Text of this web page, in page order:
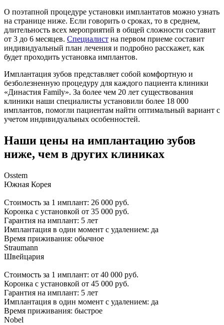
О поэтапной процедуре установки имплантатов можно узнать
на странице ниже. Если говорить о сроках, то в среднем,
длительность всех мероприятий в общей сложности составит
от 3 до 6 месяцев. Специалист на первом приеме составит
индивидуальный план лечения и подробно расскажет, как
будет проходить установка имплантов.
Имплантация зубов представляет собой комфортную и
безболезненную процедуру для каждого пациента клиники
«Династия Family». За более чем 20 лет существования
клиники наши специалисты установили более 18 000
имплантов, помогли пациентам найти оптимальный вариант с
учетом индивидуальных особенностей.
Наши цены на имплантацию зубов
ниже, чем в других клиниках
Osstem
Южная Корея
Стоимость за 1 имплант: 26 000 руб.
Коронка с установкой от 35 000 руб.
Гарантия на имплант: 5 лет
Имплантация в один момент с удалением: да
Время приживания: обычное
Straumann
Швейцария
Стоимость за 1 имплант: от 40 000 руб.
Коронка с установкой от 45 000 руб.
Гарантия на имплант: 5 лет
Имплантация в один момент с удалением: да
Время приживания: быстрое
Nobel